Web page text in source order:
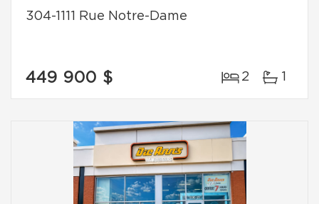
304-1111 Rue Notre-Dame
449 900 $ 2 1